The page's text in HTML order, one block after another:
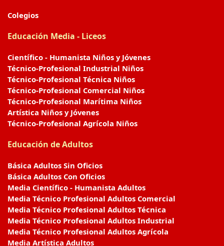
Colegios
Educación Media - Liceos
Científico - Humanista Niños y Jóvenes
Técnico-Profesional Industrial Niños
Técnico-Profesional Técnica Niños
Técnico-Profesional Comercial Niños
Técnico-Profesional Marítima Niños
Artística Niños y Jóvenes
Técnico-Profesional Agrícola Niños
Educación de Adultos
Básica Adultos Sin Oficios
Básica Adultos Con Oficios
Media Científico - Humanista Adultos
Media Técnico Profesional Adultos Comercial
Media Técnico Profesional Adultos Técnica
Media Técnico Profesional Adultos Industrial
Media Técnico Profesional Adultos Agrícola
Media Artística Adultos